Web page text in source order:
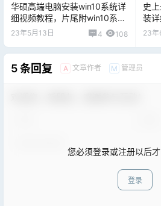
华硕高端电脑安装win10系统详
细视频教程，片尾附win10系统
下载地址
23年5月13日 4 108
史
装
23年
5 条回复 A 文章作者 M 管理员
您必须登录或注册以后
登录